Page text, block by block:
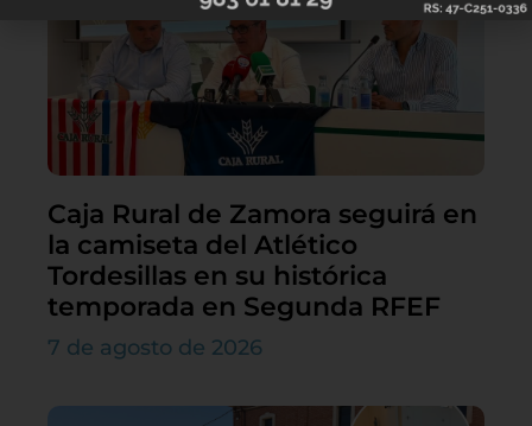
Caja Rural de Zamora seguirá en
la camiseta del Atlético
Tordesillas en su histórica
temporada en Segunda RFEF
7 de agosto de 2026